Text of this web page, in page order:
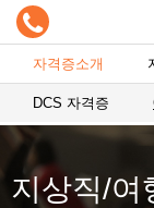
자격증소개
DCS 자격증
지상직/여